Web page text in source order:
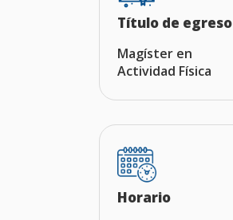
Título de egreso
Magíster en
Actividad Física
Horario